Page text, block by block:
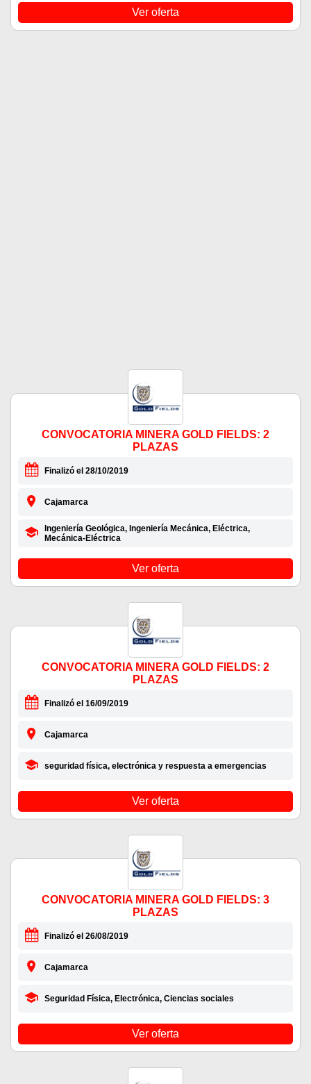
Ver oferta
CONVOCATORIA MINERA GOLD FIELDS: 2
PLAZAS
Finalizó el 28/10/2019
Cajamarca
Ingeniería Geológica, Ingeniería Mecánica, Eléctrica,
Mecánica-Eléctrica
Ver oferta
CONVOCATORIA MINERA GOLD FIELDS: 2
PLAZAS
Finalizó el 16/09/2019
Cajamarca
seguridad física, electrónica y respuesta a emergencias
Ver oferta
CONVOCATORIA MINERA GOLD FIELDS: 3
PLAZAS
Finalizó el 26/08/2019
Cajamarca
Seguridad Física, Electrónica, Ciencias sociales
Ver oferta